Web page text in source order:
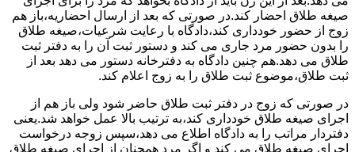
صیغه طلاق احضار کند.در صورتی که بعد از ارسال احضاریه،باز هم
زوج از حضور خودداری کند،دادگاه با رعایت شرعیات،صیغه طلاق
را بدون حضور مرد جاری می کند و دستور ثبت آن را به دفتر ثبت
طلاق می دهد.هم چنین دادگاه به دفترخانه دستور می دهد بعد از
ثبت طلاق،موضوع ثبت طلاق را به زوج اعلام کند.
در صورتی که زوج در دفتر ثبت طلاق حاضر شود ولی باز هم از
اجرای صیغه طلاق خودداری کند،به ترتیب بالا عمل خواهد شد.یعنی
دفتردار مراتب را به دادگاه اطلاع می دهد،سپس زوجه درخواست
اجرای صیغه طلاق می کند و اگر مرد همچنان از اجرای صیغه طلاق